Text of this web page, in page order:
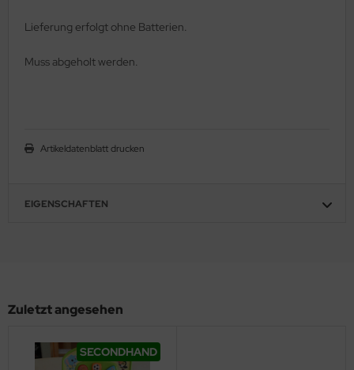
Lieferung erfolgt ohne Batterien.
Muss abgeholt werden.
Artikeldatenblatt drucken
EIGENSCHAFTEN
Zuletzt angesehen
SECONDHAND